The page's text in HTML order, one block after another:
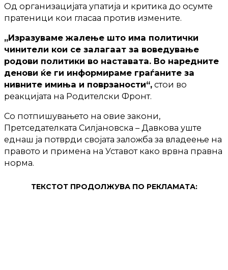
Од организацијата упатија и критика до осумте
пратеници кои гласаа против измените.
„Изразуваме жалење што има политички
чинители кои се залагаат за воведување
родови политики во наставата. Во наредните
денови ќе ги информираме граѓаните за
нивните имиња и поврзаности“, стои во
реакцијата на Родителски Фронт.
Со потпишувањето на овие закони,
Претседателката Силјановска – Давкова уште
еднаш ја потврди својата заложба за владеење на
правото и примена на Уставот како врвна правна
норма.
ТЕКСТОТ ПРОДОЛЖУВА ПО РЕКЛАМАТА: